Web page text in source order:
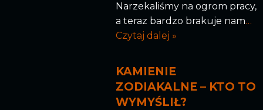
Narzekaliśmy na ogrom pracy,
a teraz bardzo brakuje nam…
Czytaj dalej »
KAMIENIE
ZODIAKALNE – KTO TO
WYMYŚLIŁ?